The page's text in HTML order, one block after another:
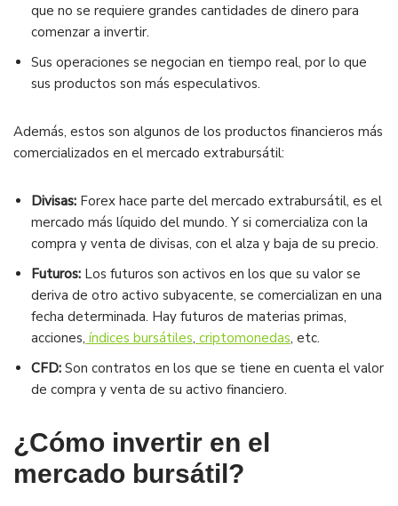
que no se requiere grandes cantidades de dinero para
comenzar a invertir.
Sus operaciones se negocian en tiempo real, por lo que
sus productos son más especulativos.
Además, estos son algunos de los productos financieros más
comercializados en el mercado extrabursátil:
Divisas: Forex hace parte del mercado extrabursátil, es el
mercado más líquido del mundo. Y si comercializa con la
compra y venta de divisas, con el alza y baja de su precio.
Futuros: Los futuros son activos en los que su valor se
deriva de otro activo subyacente, se comercializan en una
fecha determinada. Hay futuros de materias primas,
acciones, índices bursátiles, criptomonedas, etc.
CFD: Son contratos en los que se tiene en cuenta el valor
de compra y venta de su activo financiero.
¿Cómo invertir en el
mercado bursátil?